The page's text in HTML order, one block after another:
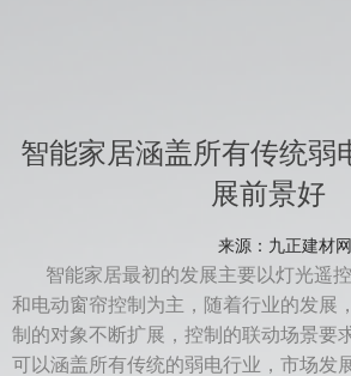
智能家居涵盖所有传统弱
展前景好
来源：九正建材网
智能家居最初的发展主要以灯光遥
和电动窗帘控制为主，随着行业的发展
制的对象不断扩展，控制的联动场景要
可以涵盖所有传统的弱电行业，市场发